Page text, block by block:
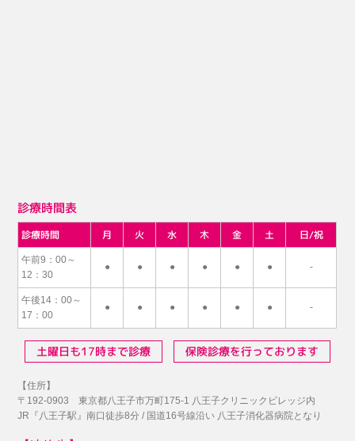
診療時間表
診療時間 月 火 水 木 金 土 日/祝
午前9：00～
12：30
● ● ● ● ● ● -
午後14：00～
17：00
● ● ● ● ● ● -
土曜日も17時まで診療 保険診療を行っております
【住所】
〒192-0903 東京都八王子市万町175-1 八王子クリニックビレッジ内
JR『八王子駅』南口徒歩8分 / 国道16号線沿い 八王子消化器病院となり